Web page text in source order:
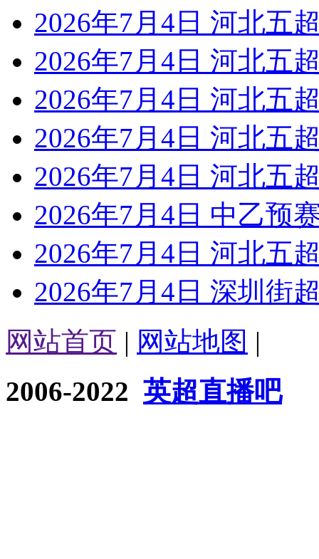
2026年7月4日 河北五
2026年7月4日 河北五
2026年7月4日 河北五
2026年7月4日 河北五
2026年7月4日 河北五
2026年7月4日 中乙预
2026年7月4日 河北五
2026年7月4日 深圳街
网站首页 | 网站地图 |
2006-2022 英超直播吧